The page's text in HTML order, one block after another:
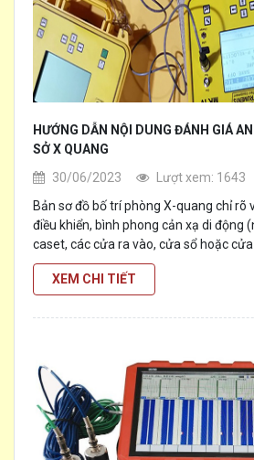
HƯỚNG DẪN NỘI DUNG ĐÁNH GIÁ
SỞ X QUANG
30/06/2023
Lượt xem: 1643
Bản sơ đồ bố trí phòng X-quang chỉ rõ
điều khiển, bình phong cản xạ di động
caset, các cửa ra vào, cửa sổ hoặc
kích thước), phòng tối, khu vực chờ của
không gian bao quanh phòng X-quang
đặc hay rỗng). Các tín hiệu cảnh báo
[...]
XEM CHI TIẾT